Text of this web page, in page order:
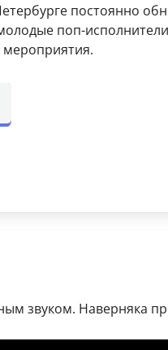
постоянно
поп-
звуком. Наверняка